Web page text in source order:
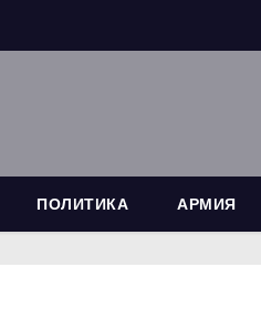
ПОЛИТИКА АРМИЯ